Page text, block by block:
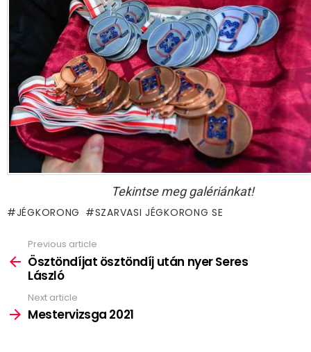
Tekintse meg galériánkat!
JÉGKORONG SZARVASI JÉGKORONG SE
more
Previous article
Ösztöndíjat ösztöndíj után nyer Seres
László
Next article
Mestervizsga 2021